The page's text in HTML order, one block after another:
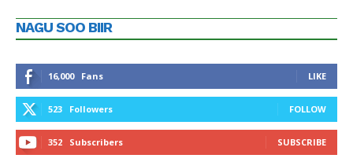
NAGU SOO BIIR
16,000 Fans LIKE
523 Followers FOLLOW
352 Subscribers SUBSCRIBE